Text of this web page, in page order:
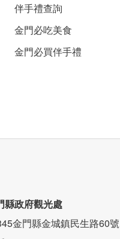
伴手禮查詢
金門必吃美食
金門必買伴手禮
縣政府觀光處
金門縣金城鎮民生路60號